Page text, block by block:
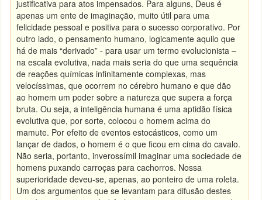
justificativa para atos impensados. Para alguns, Deus é
apenas um ente de imaginação, muito útil para uma
felicidade pessoal e positiva para o sucesso corporativo. Por
outro lado, o pensamento humano, logicamente aquilo que
há de mais “derivado” - para usar um termo evolucionista –
na escala evolutiva, nada mais seria do que uma sequência
de reações químicas infinitamente complexas, mas
velocíssimas, que ocorrem no cérebro humano e que dão
ao homem um poder sobre a natureza que supera a força
bruta. Ou seja, a inteligência humana é uma aptidão física
evolutiva que, por sorte, colocou o homem acima do
mamute. Por efeito de eventos estocásticos, como um
lançar de dados, o homem é o que ficou em cima do cavalo.
Não seria, portanto, inverossímil imaginar uma sociedade de
homens puxando carroças para cachorros. Nossa
superioridade deveu-se, apenas, ao ponteiro de uma roleta.
Um dos argumentos que se levantam para difusão destes